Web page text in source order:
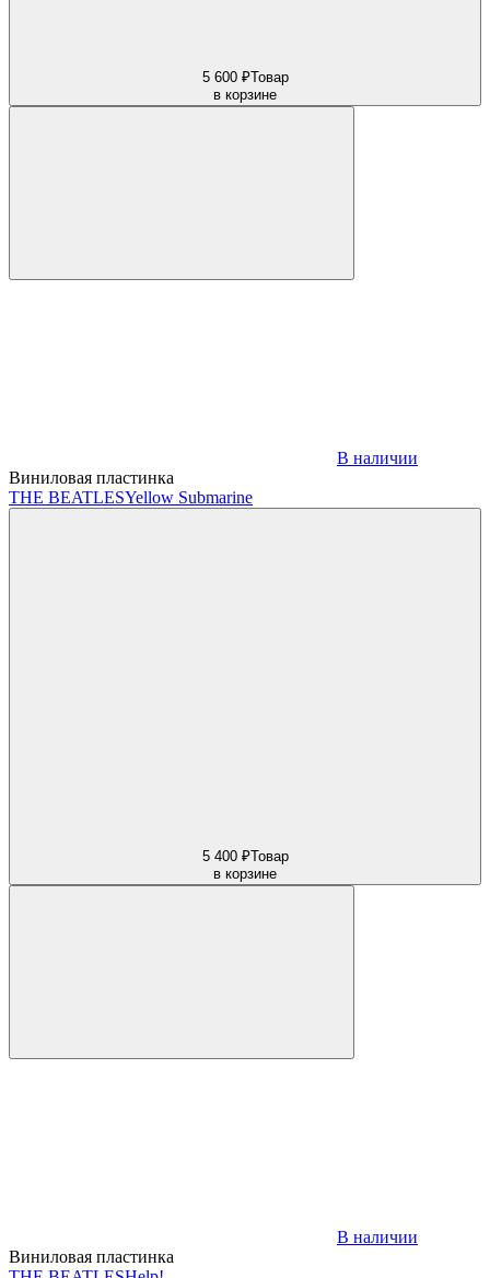
5 600 ₽Товар
в корзине
В наличии
Виниловая пластинка
THE BEATLESYellow Submarine
5 400 ₽Товар
в корзине
В наличии
Виниловая пластинка